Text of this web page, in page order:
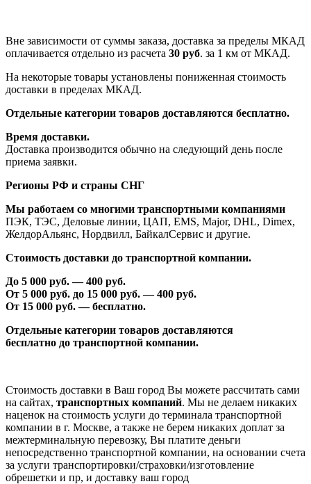
Вне зависимости от суммы заказа, доставка за пределы МКАД
оплачивается отдельно из расчета 30 руб. за 1 км от МКАД.
На некоторые товары установлены пониженная стоимость
доставки в пределах МКАД.
Отдельные категории товаров доставляются бесплатно.
Время доставки.
Доставка производится обычно на следующий день после
приема заявки.
Регионы РФ и страны СНГ
Мы работаем со многими транспортными компаниями
ПЭК, ТЭС, Деловые линии, ЦАП, EMS, Major, DHL, Dimex,
ЖелдорАльянс, Нордвилл, БайкалСервис и другие.
Стоимость доставки до транспортной компании.
До 5 000 руб. —400 руб.
От 5 000 руб. до 15 000 руб. —400 руб.
От 15 000 руб. — бесплатно.
Отдельные категории товаров доставляются
бесплатно до транспортной компании.
Стоимость доставки в Ваш город Вы можете рассчитать сами
на сайтах, транспортных компаний. Мы не делаем никаких
наценок на стоимость услуги до терминала транспортной
компании в г. Москве, а также не берем никаких доплат за
межтерминальную перевозку, Вы платите деньги
непосредственно транспортной компании, на основании счета
за услуги транспортировки/страховки/изготовление
обрешетки и пр, и доставку ваш город